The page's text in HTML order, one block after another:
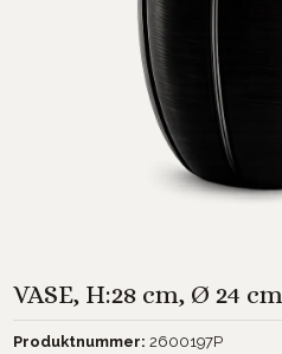
VASE, H:28 cm, Ø 24 cm
Produktnummer: 2600197P